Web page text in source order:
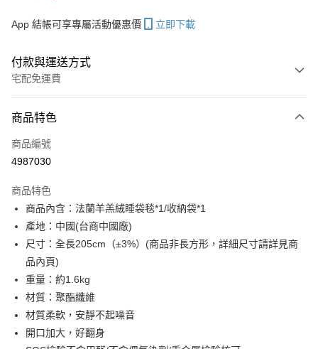
App 結帳可享專屬活動優惠價 立即下載
付款與運送方式
宅配免運費
信用卡一次付款
超商取貨付款
Apple Pay
街口支付
悠遊付
全盈+PAY
ATM付款
運送方式
商品特色
商品編號
4987030
商品特色
商品內含：法蘭羊羔絨睡袋毯*1/收納袋*1
產地：中國(台商中國廠)
尺寸：全長205cm（±3%）(商品非長方形，詳細尺寸請詳見商
品內頁)
重量：約1.6kg
材質：聚酯纖維
材質柔軟，安靜不起噪音
開口加大，好翻身